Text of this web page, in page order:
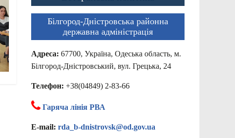
Білгород-Дністровська районна
державна адміністрація
Адреса: 67700, Україна, Одеська область, м.
Білгород-Дністровський, вул. Грецька, 24
Телефон: +38(04849) 2-83-66
Гаряча лінія РВА
E-mail: rda_b-dnistrovsk@od.gov.ua